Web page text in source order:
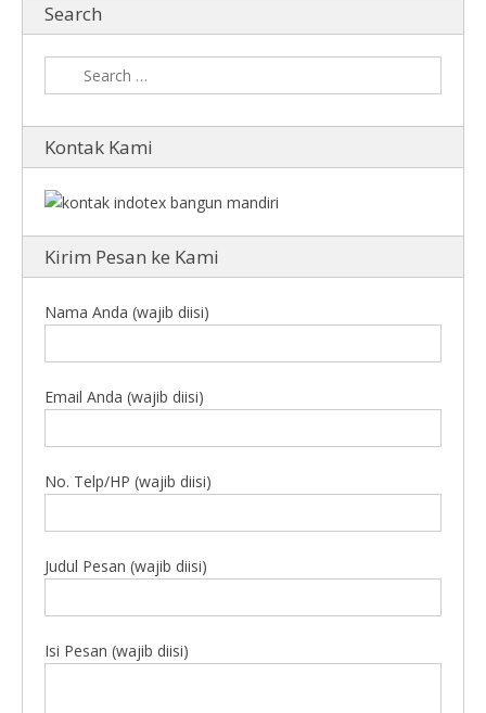
Search
Kontak Kami
Kirim Pesan ke Kami
Nama Anda (wajib diisi)
Email Anda (wajib diisi)
No. Telp/HP (wajib diisi)
Judul Pesan (wajib diisi)
Isi Pesan (wajib diisi)